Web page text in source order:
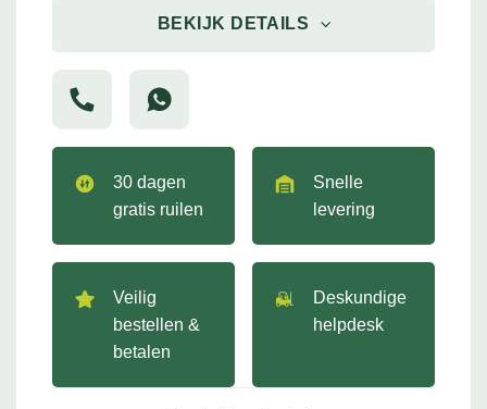
BEKIJK DETAILS
30 dagen
gratis ruilen
Snelle
levering
Veilig
bestellen &
betalen
Deskundige
helpdesk